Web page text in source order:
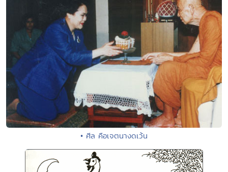
• ศีล คือเจตนางดเว้น